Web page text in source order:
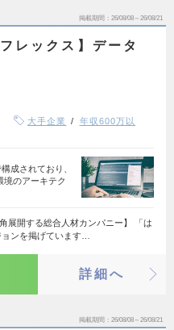
掲載期間 26/08/08～26/08/21
レックス】データ
大手企業
年収600万以
成されており、
境のアーキテク
展開する総合人材カンパニー】 「は
ンを掲げています…
詳細へ
掲載期間 26/08/08～26/08/21